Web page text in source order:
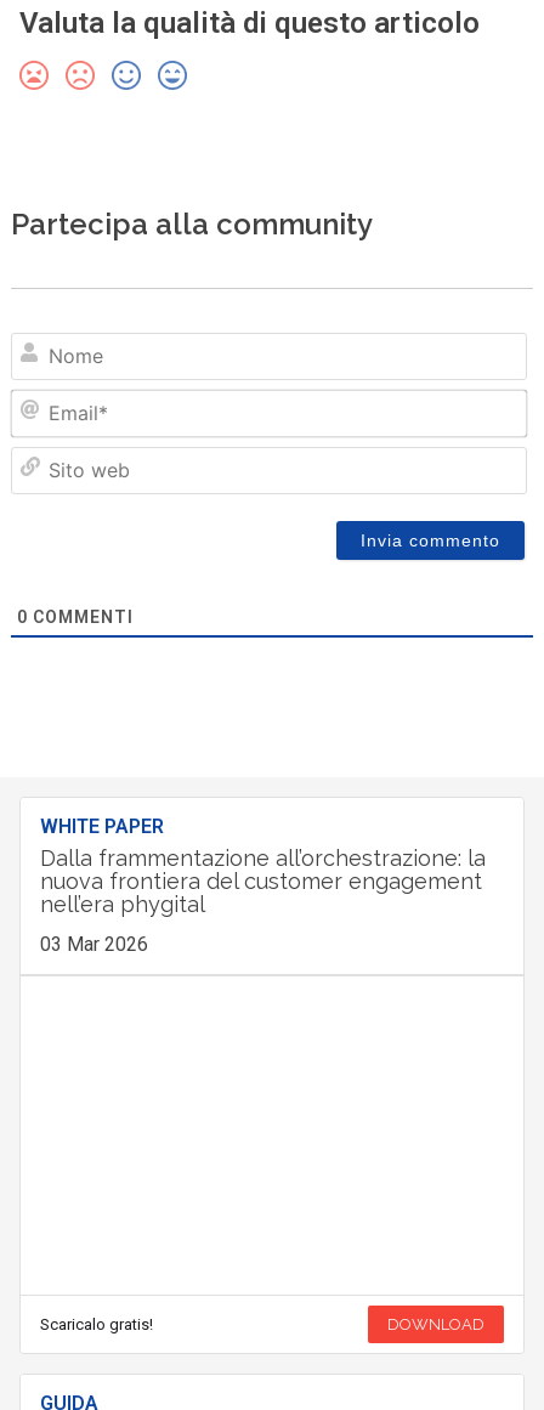
Valuta la qualità di questo articolo
Partecipa alla community
0 COMMENTI
WHITE PAPER
Dalla frammentazione all’orchestrazione: la
nuova frontiera del customer engagement
nell’era phygital
03 Mar 2026
Scaricalo gratis! DOWNLOAD
GUIDA